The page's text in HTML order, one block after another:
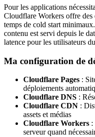
Pour les applications
Cloudflare Workers offre des
temps de cold start
contenu est servi depuis le
latence pour les utilisateurs
Ma configuration de
Cloudflare Pages :
déploiements
Cloudflare DNS :
Cloudflare CDN :
assets et médias
Cloudflare Workers :
serveur quand